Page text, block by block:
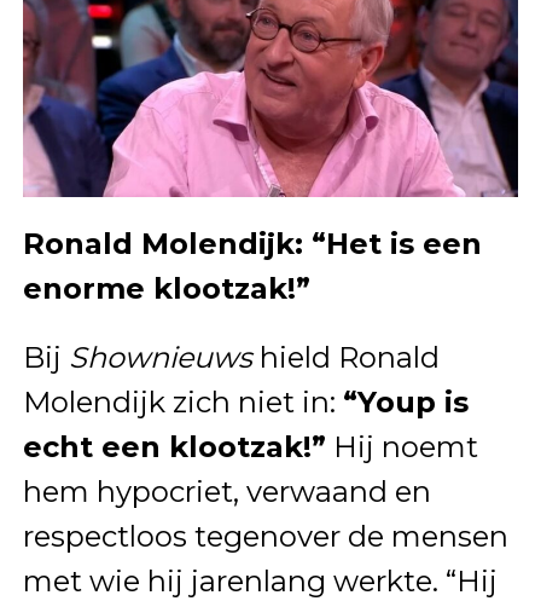
Ronald Molendijk: “Het is een
enorme klootzak!”
Bij Shownieuwshield Ronald
Molendijk zich niet in: “Youp is
echt een klootzak!” Hij noemt
hem hypocriet, verwaand en
respectloos tegenover de mensen
met wie hij jarenlang werkte. “Hij